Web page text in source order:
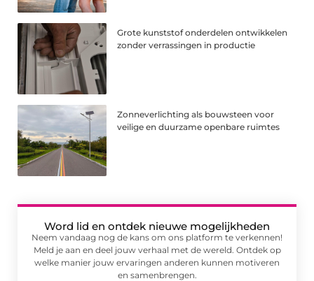
Grote kunststof onderdelen ontwikkelen
zonder verrassingen in productie
Zonneverlichting als bouwsteen voor
veilige en duurzame openbare ruimtes
Word lid en ontdek nieuwe mogelijkheden
Neem vandaag nog de kans om ons platform te verkennen!
Meld je aan en deel jouw verhaal met de wereld. Ontdek op
welke manier jouw ervaringen anderen kunnen motiveren
en samenbrengen.